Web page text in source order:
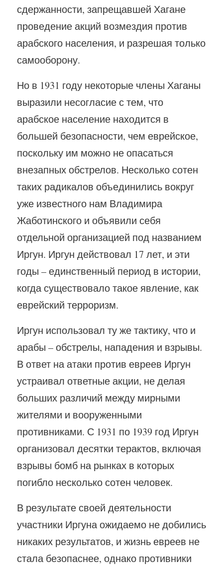
сдержанности, запрещавшей Хагане
проведение акций возмездия против
арабского населения, и разрешая только
самооборону.
Но в 1931 году некоторые члены Хаганы
выразили несогласие с тем, что
арабское население находится в
большей безопасности, чем еврейское,
поскольку им можно не опасаться
внезапных обстрелов. Несколько сотен
таких радикалов объединились вокруг
уже известного нам Владимира
Жаботинского и объявили себя
отдельной организацией под названием
Иргун. Иргун действовал 17 лет, и эти
годы – единственный период в истории,
когда существовало такое явление, как
еврейский терроризм.
Иргун использовал ту же тактику, что и
арабы – обстрелы, нападения и взрывы.
В ответ на атаки против евреев Иргун
устраивал ответные акции, не делая
больших различий между мирными
жителями и вооруженными
противниками. С 1931 по 1939 год Иргун
организовал десятки терактов, включая
взрывы бомб на рынках в которых
погибло несколько сотен человек.
В результате своей деятельности
участники Иргуна ожидаемо не добились
никаких результатов, и жизнь евреев не
стала безопаснее, однако противники